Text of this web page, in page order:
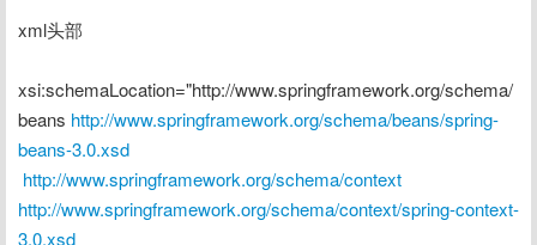
xml头部
xsi:schemaLocation="http://www.springframework.org/schema/
beans http://www.springframework.org/schema/beans/spring-
beans-3.0.xsd
http://www.springframework.org/schema/context
http://www.springframework.org/schema/context/spring-context-
3.0.xsd